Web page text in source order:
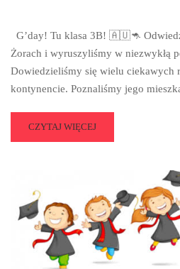
G’day! Tu klasa 3B! 🇦🇺🦘
Żorach i wyruszyliśmy w niezwykłą
Dowiedzieliśmy się wielu ciekawych
kontynencie. Poznaliśmy jego
READ
MORE
NIŻ
MYŚLICIE!
🇦🇺
🐨
CZYTAJ WIĘCEJ